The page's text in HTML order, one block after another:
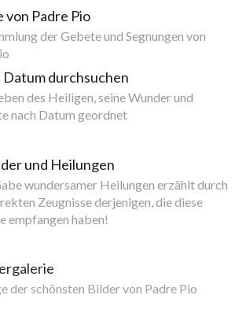
von Padre Pio
der Gebete und Segnungen von
Datum durchsuchen
des Heiligen, seine Wunder und
nach Datum geordnet
und Heilungen
wundersamer Heilungen erzählt durch
Zeugnisse derjenigen, die diese
empfangen haben!
der schönsten Bilder von Padre Pio